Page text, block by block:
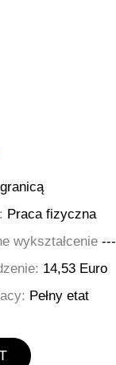
Praca fizyczna
wykształcenie ---
14,53 Euro
Pełny etat